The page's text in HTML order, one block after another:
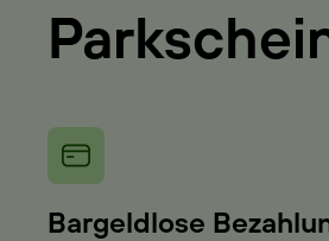
Bargeldlose